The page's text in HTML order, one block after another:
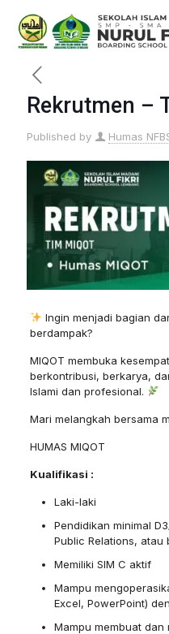
Rekrutmen –
Published by Humas
Ingin menjadi bagian
berdampak?
MIQOT membuka
berkontribusi, berkarya,
Islami dan profesional.
Mari melangkah bersama
HUMAS MIQOT
Kualifikasi :
Laki-laki
Pendidikan minimal
Public Relations, atau
Memiliki SIM C aktif
Mampu
Excel, PowerPoint)
Mampu membuat